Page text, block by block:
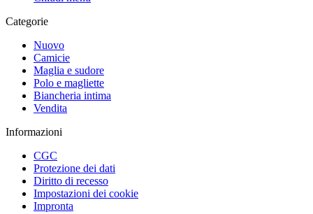
Categorie
Nuovo
Camicie
Maglia e sudore
Polo e magliette
Biancheria intima
Vendita
Informazioni
CGC
Protezione dei dati
Diritto di recesso
Impostazioni dei cookie
Impronta